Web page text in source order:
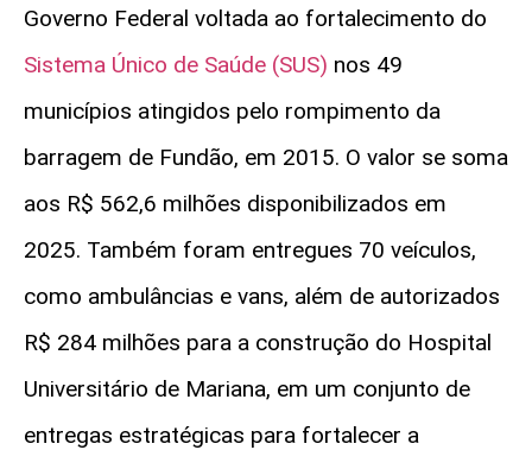
Governo Federal voltada ao fortalecimento do
Sistema Único de Saúde (SUS) nos 49
municípios atingidos pelo rompimento da
barragem de Fundão, em 2015. O valor se soma
aos R$ 562,6 milhões disponibilizados em
2025. Também foram entregues 70 veículos,
como ambulâncias e vans, além de autorizados
R$ 284 milhões para a construção do Hospital
Universitário de Mariana, em um conjunto de
entregas estratégicas para fortalecer a